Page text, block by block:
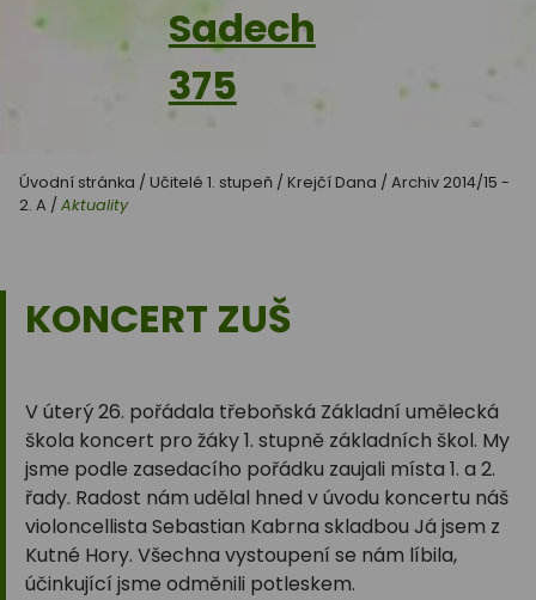
Sadech
375
Úvodní stránka / Učitelé 1. stupeň / Krejčí Dana / Archiv 2014/15 -
2. A / Aktuality
KONCERT ZUŠ
V úterý 26. pořádala třeboňská Základní umělecká
škola koncert pro žáky 1. stupně základních škol. My
jsme podle zasedacího pořádku zaujali místa 1. a 2.
řady. Radost nám udělal hned v úvodu koncertu náš
violoncellista Sebastian Kabrna skladbou Já jsem z
Kutné Hory. Všechna vystoupení se nám líbila,
účinkující jsme odměnili potleskem.